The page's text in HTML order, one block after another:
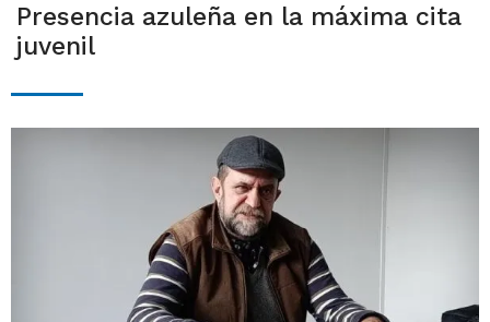
Presencia azuleña en la máxima cita
juvenil